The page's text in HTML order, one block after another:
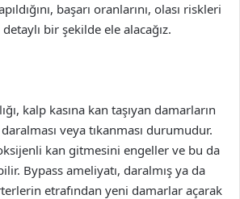
başarı oranlarını, olası riskleri
bir şekilde ele alacağız.
kalp kasına kan taşıyan damarların
veya tıkanması durumudur.
kan gitmesini engeller ve bu da
Bypass ameliyatı, daralmış ya da
etrafından yeni damarlar açarak